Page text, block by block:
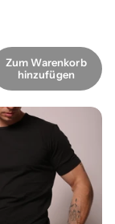
Zum Warenkorb
hinzufügen